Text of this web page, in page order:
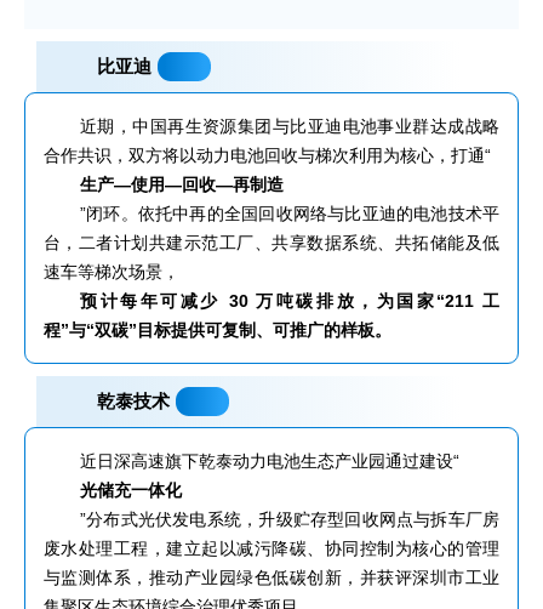
比亚迪
近期，中国再生资源集团与比亚迪电池事业群达成战略
合作共识，双方将以动力电池回收与梯次利用为核心，打通“
生产—使用—回收—再制造
”闭环。依托中再的全国回收网络与比亚迪的电池技术平
台，二者计划共建示范工厂、共享数据系统、共拓储能及低
速车等梯次场景，
预计每年可减少 30 万吨碳排放，为国家“211 工
程”与“双碳”目标提供可复制、可推广的样板。
乾泰技术
近日深高速旗下乾泰动力电池生态产业园通过建设“
光储充一体化
”分布式光伏发电系统，升级贮存型回收网点与拆车厂房
废水处理工程，建立起以减污降碳、协同控制为核心的管理
与监测体系，推动产业园绿色低碳创新，并获评深圳市工业